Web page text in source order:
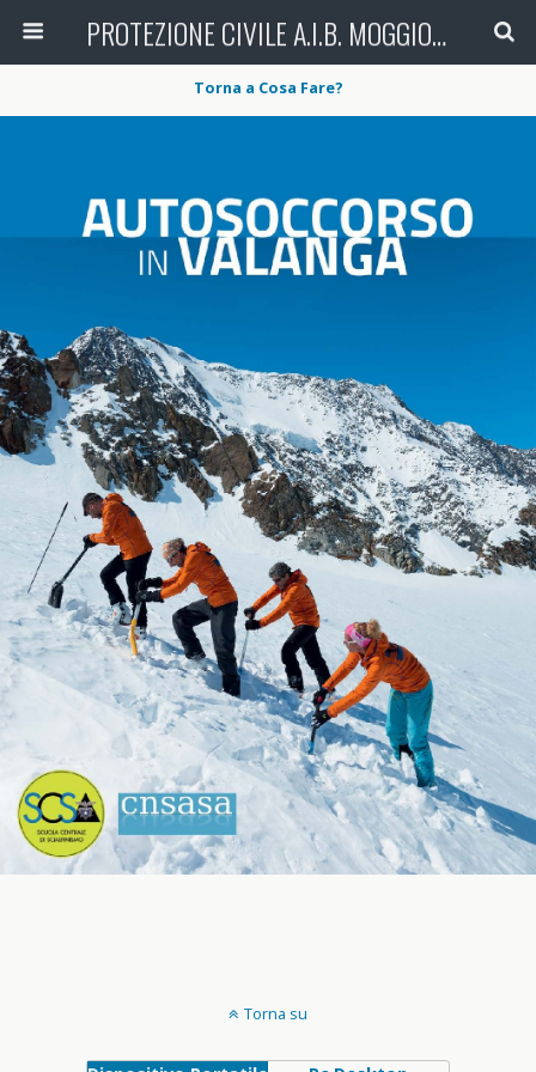
PROTEZIONE CIVILE A.I.B. MOGGIO (LC)
Torna a Cosa Fare?
Torna su